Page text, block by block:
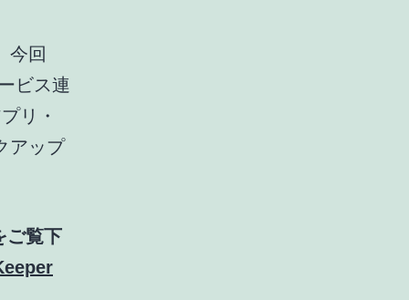
今回
ビス連
リ・
アップ
ご覧下